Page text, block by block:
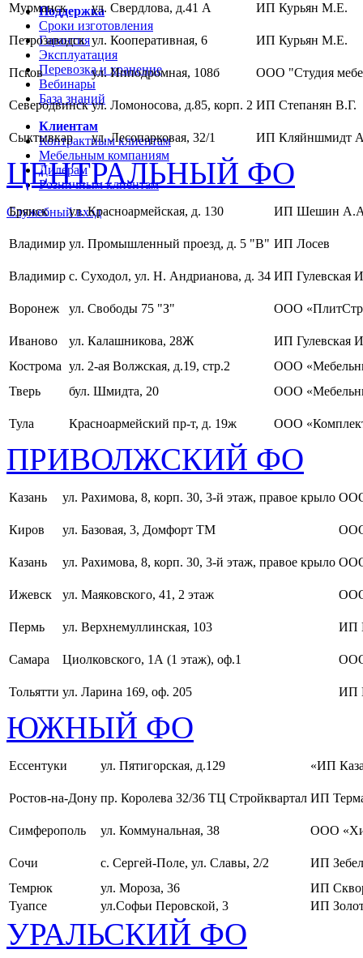
Поддержка
Сроки изготовления
Гарантия
Эксплуатация
Перевозка и хранение
Вебинары
База знаний
Клиентам
Контрактным клиентам
Мебельным компаниям
Дилерам
Розничным клиентам
Служебный вход
Мурманск ул. Свердлова, д.41 А ИП Курьян М.Е.
Петрозаводск ул. Кооперативная, 6 ИП Курьян М.Е.
Псков ул. Ипподромная, 108б ООО "Студия
Северодвинск ул. Ломоносова, д.85, корп. 2 ИП Степанян В.Г.
Сыктывкар ул. Лесопарковая, 32/1 ИП Кляйншмидт
ЦЕНТРАЛЬНЫЙ ФО
Брянск ул. Красноармейская, д. 130 ИП Шешин
Владимир ул. Промышленный проезд, д. 5 "В" ИП Лосев
Владимир с. Суходол, ул. Н. Андрианова, д. 34 ИП Гулевская
Воронеж ул. Свободы 75 "З" ООО
Иваново ул. Калашникова, 28Ж
ИП Гулевская
Кострома ул. 2-ая Волжская, д.19, стр.2
ООО
Тверь
бул. Шмидта, 20 ООО
Тула Красноармейский пр-т, д. 19ж ООО
ПРИВОЛЖСКИЙ ФО
Казань ул. Рахимова, 8, корп. 30, 3-й этаж, правое крыло
Киров ул. Базовая, 3, Домфорт ТМ
Казань ул. Рахимова, 8, корп. 30, 3-й этаж, правое крыло
Ижевск ул. Маяковского, 41, 2 этаж
Пермь ул. Верхнемуллинская, 103 ИП
Самара Циолковского, 1А (1 этаж), оф.1
Тольятти ул. Ларина 169, оф. 205 ИП
ЮЖНЫЙ ФО
Ессентуки ул. Пятигорская, д.129 «ИП
Ростов-на-Дону пр. Королева 32/36 ТЦ Стройквартал ИП
Симферополь ул. Коммунальная, 38 ООО
Сочи с. Сергей-Поле, ул. Славы, 2/2
ИП
Темрюк
ул. Мороза, 36
ИП
Туапсе
ул.Софьи Перовской, 3 ИП
УРАЛЬСКИЙ ФО